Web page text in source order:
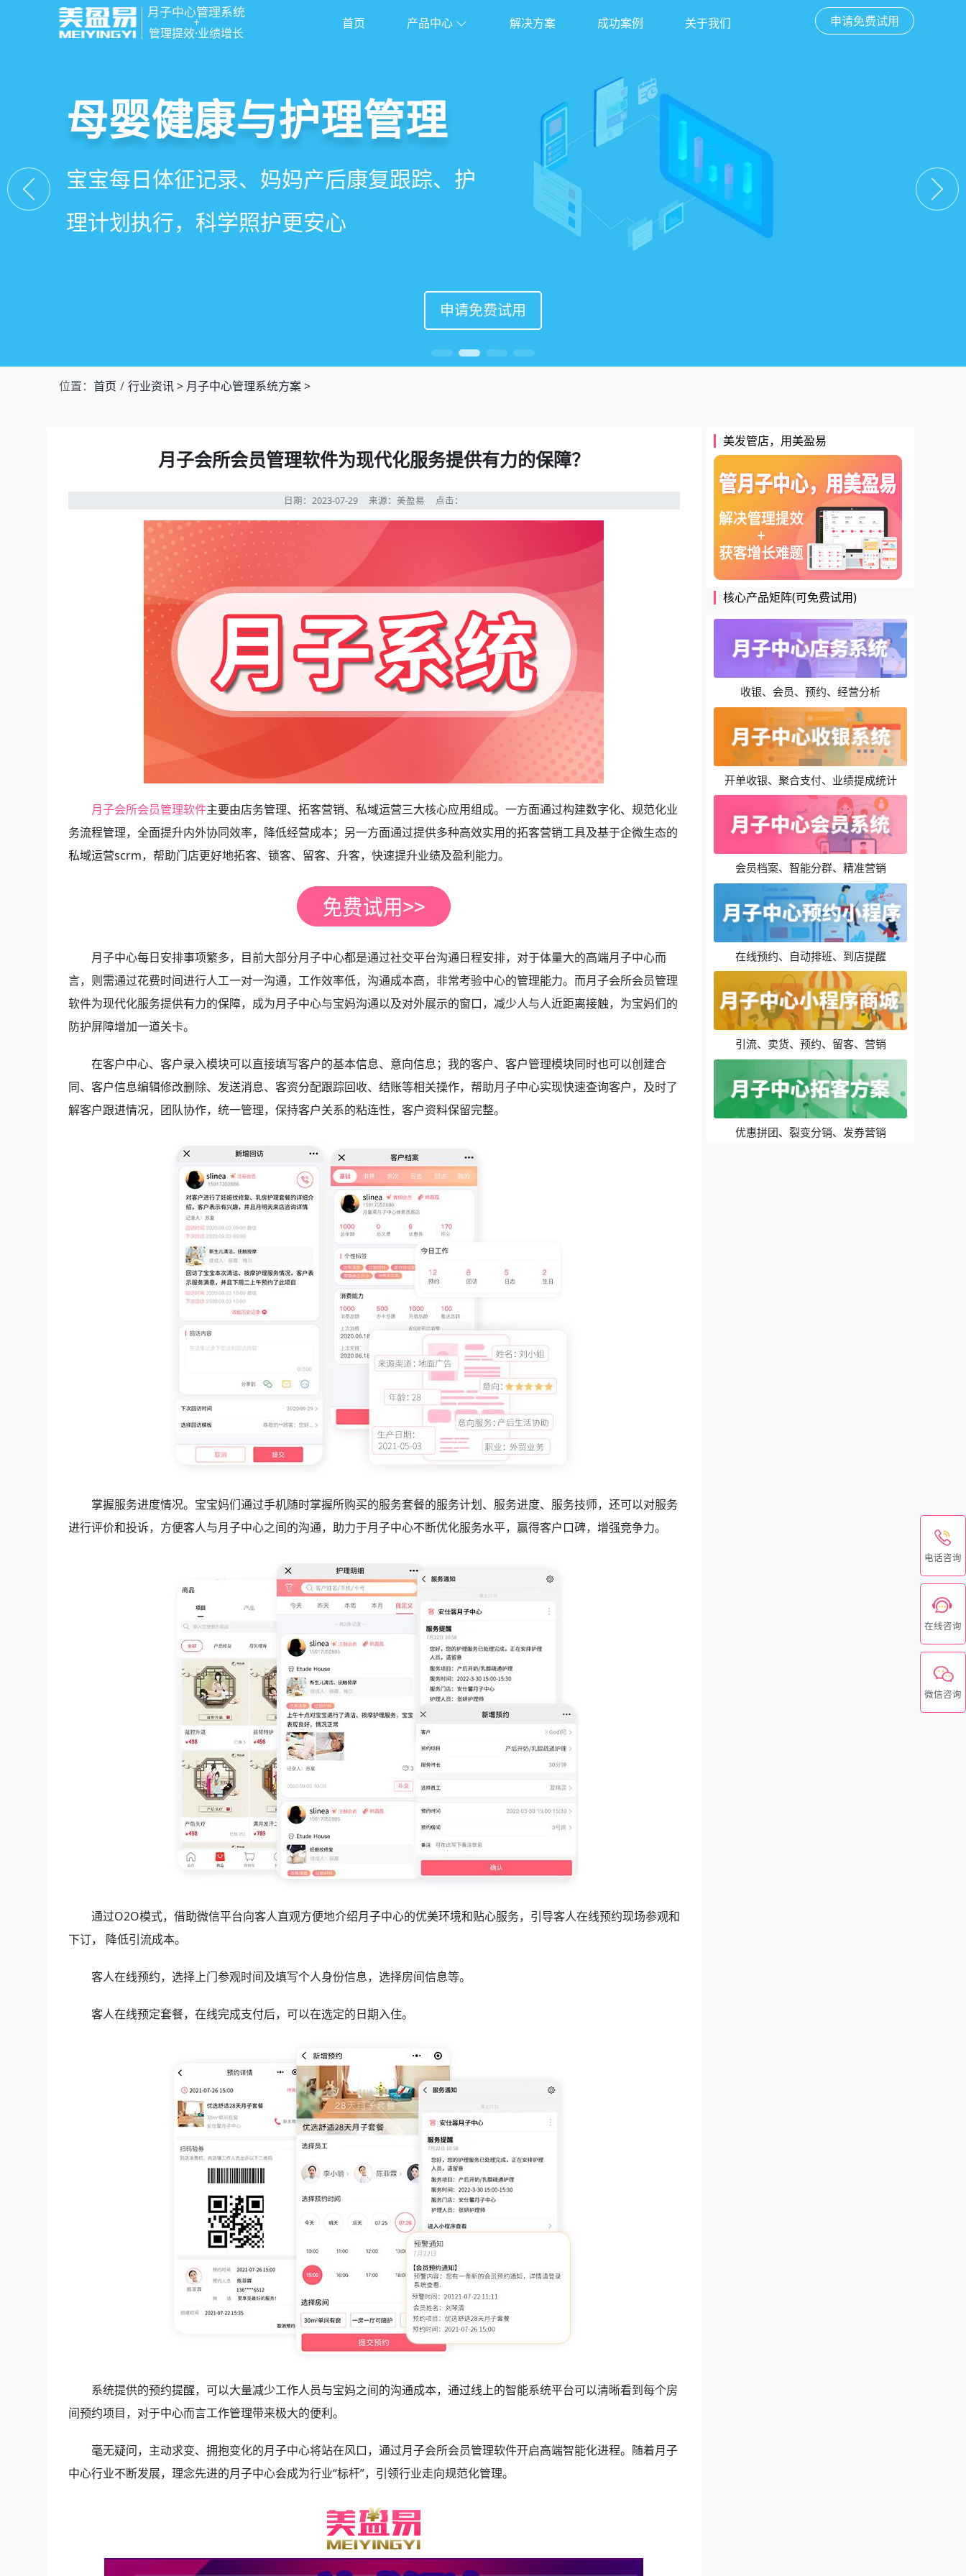
月子中心管理系统
+
管理提效·业绩增长
首页 产品中心 解决方案 成功案例 关于我们 申请免费试用
智慧月子中心管理系统
一站式解决月子中心入住、护理、餐饮、会员、
财务、营销全流程管理
申请免费试用
母婴健康与护理管理
宝宝每日体征记录、妈妈产后康复跟踪、护
理计划执行，科学照护更安心
申请免费试用
房态与预约管理
在线选房、预约入住、智能排房、资源调
度，提升入住率与客户满意度
申请免费试用
会员营销与智能锁客
会员积分、套餐定制、精准营销、客户关
怀，提升复购与转介绍
申请免费试用
位置： 首页 行业资讯> 月子中心管理系统方案>
月子会所会员管理软件为现代化服务提供有力的保障？
日期：2023-07-29来源：美盈易 点击：
月子会所会员管理软件主要由店务管理、拓客营销、私域运营三大核心应用组成。一方面通过构建数字化、规范化业
务流程管理，全面提升内外协同效率，降低经营成本；另一方面通过提供多种高效实用的拓客营销工具及基于企微生态的
私域运营scrm，帮助门店更好地拓客、锁客、留客、升客，快速提升业绩及盈利能力。
月子中心每日安排事项繁多，目前大部分月子中心都是通过社交平台沟通日程安排，对于体量大的高端月子中心而
言，则需通过花费时间进行人工一对一沟通，工作效率低，沟通成本高，非常考验中心的管理能力。而月子会所会员管理
软件为现代化服务提供有力的保障，成为月子中心与宝妈沟通以及对外展示的窗口，减少人与人近距离接触，为宝妈们的
防护屏障增加一道关卡。
在客户中心、客户录入模块可以直接填写客户的基本信息、意向信息；我的客户、客户管理模块同时也可以创建合
同、客户信息编辑修改删除、发送消息、客资分配跟踪回收、结账等相关操作，帮助月子中心实现快速查询客户，及时了
解客户跟进情况，团队协作，统一管理，保持客户关系的粘连性，客户资料保留完整。
掌握服务进度情况。宝宝妈们通过手机随时掌握所购买的服务套餐的服务计划、服务进度、服务技师，还可以对服务
进行评价和投诉，方便客人与月子中心之间的沟通，助力于月子中心不断优化服务水平，赢得客户口碑，增强竞争力。
通过O2O模式，借助微信平台向客人直观方便地介绍月子中心的优美环境和贴心服务，引导客人在线预约现场参观和
下订， 降低引流成本。
客人在线预约，选择上门参观时间及填写个人身份信息，选择房间信息等。
客人在线预定套餐，在线完成支付后，可以在选定的日期入住。
系统提供的预约提醒，可以大量减少工作人员与宝妈之间的沟通成本，通过线上的智能系统平台可以清晰看到每个房
间预约项目，对于中心而言工作管理带来极大的便利。
毫无疑问，主动求变、拥抱变化的月子中心将站在风口，通过月子会所会员管理软件开启高端智能化进程。随着月子
中心行业不断发展，理念先进的月子中心会成为行业“标杆”，引领行业走向规范化管理。
美发管店，用美盈易
核心产品矩阵(可免费试用)
收银、会员、预约、经营分析
开单收银、聚合支付、业绩提成统计
会员档案、智能分群、精准营销
在线预约、自动排班、到店提醒
引流、卖货、预约、留客、营销
优惠拼团、裂变分销、发券营销
电话咨询
在线咨询
微信咨询